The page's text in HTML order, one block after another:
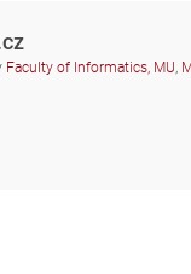
Faculty of Informatics, MU,